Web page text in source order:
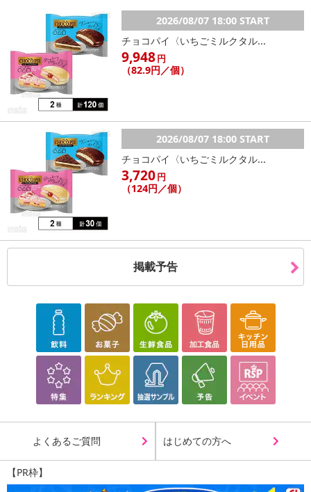
♢ エアーフィット史上最長 ♢
長めの幅広リブ！上腹まで包み込み気になるプヨ肉を引き締め
￣￣￣￣￣￣￣￣
◎上腹シェイプブラの素敵な10ポイント◎
♢デコルテキレイ魅せ
♢伸縮性抜群
♢アウターに響きにくい
2026/08/07 18:00 START
チョコパイ〈いちごミルクタル...
9,948円
（82.9円／個）
2026/08/07 18:00 START
チョコパイ〈いちごミルクタル...
3,720円
（124円／個）
掲載予告
よくあるご質問 はじめての方へ
【PR枠】